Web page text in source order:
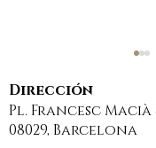
Dirección
Pl. Francesc Macià
08029, Barcelona